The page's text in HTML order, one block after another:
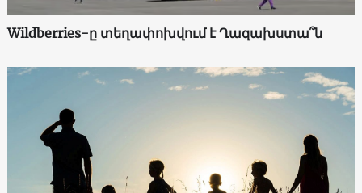
Wildberries-ը տեղափոխվում է Ղազախստա՞ն